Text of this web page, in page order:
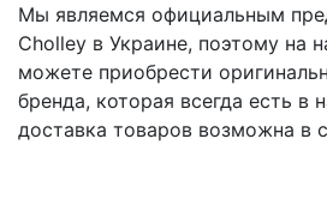
Мы являемся официальным
Cholley в Украине, поэтому на
можете приобрести
бренда, которая всегда есть в
доставка товаров возможна в